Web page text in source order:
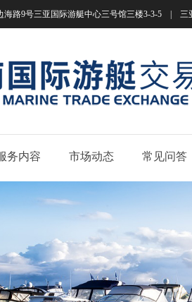
海路9号三亚国际游艇中心三号馆三楼3-3-5 |
务内容 市场动态 常见问答